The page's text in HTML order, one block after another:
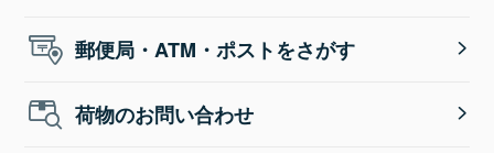
郵便局・ATM・ポストをさがす
荷物のお問い合わせ